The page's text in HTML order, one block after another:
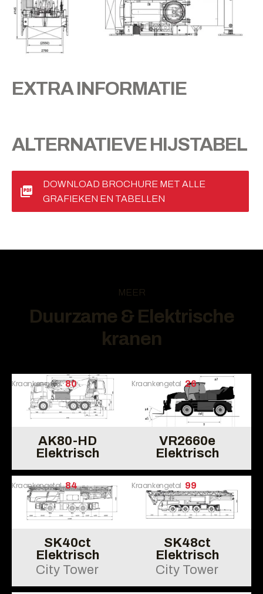
EXTRA INFORMATIE
ALTERNATIEVE HIJSTABEL
DOWNLOAD BROCHURE MET ALLE
GRAFIEKEN EN TABELLEN
MEER
Duurzame & Elektrische
kranen
Kraankengetal 80
AK80-HD
Elektrisch
Kraankengetal 26
VR2660e
Elektrisch
Kraankengetal 84
SK40ct
Elektrisch
City Tower
Kraankengetal 99
SK48ct
Elektrisch
City Tower